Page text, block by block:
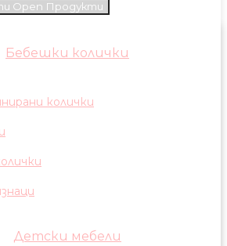
Open Продукти
Бебешки колички
колички
Детски мебели